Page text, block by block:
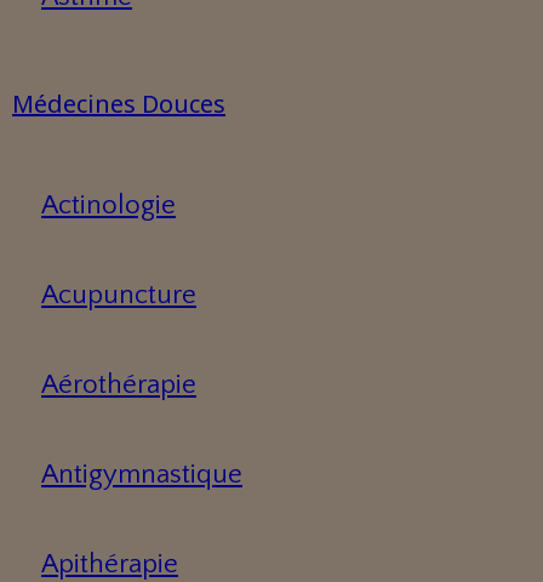
Médecines Douces
Actinologie
Acupuncture
Aérothérapie
Antigymnastique
Apithérapie